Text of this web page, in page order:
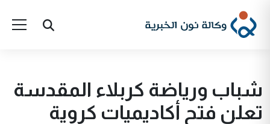
شباب ورياضة كربلاء المقدسة
تعلن فتح أكاديميات كروية